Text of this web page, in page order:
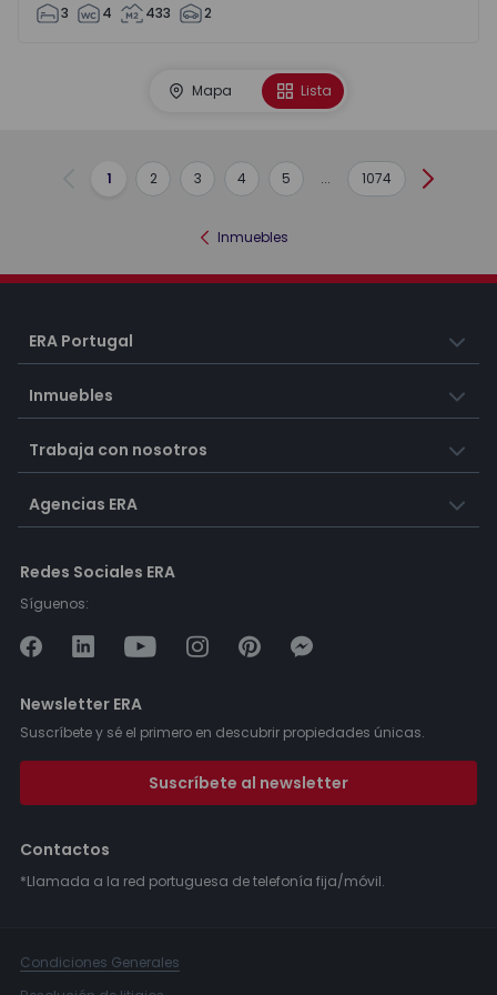
3 4 433 2
Mapa Lista
Anterior
1 2 3 4 5 ... 1074
Inmuebles
ERA Portugal
Inmuebles
Trabaja con nosotros
Agencias ERA
Redes Sociales ERA
Síguenos:
Newsletter ERA
Suscríbete y sé el primero en descubrir propiedades únicas.
Suscríbete al newsletter
Contactos
*Llamada a la red portuguesa de telefonía fija/móvil.
Condiciones Generales